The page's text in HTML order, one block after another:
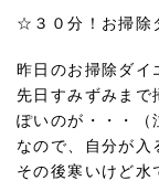
☆３０分！お掃除
昨日のお掃除ダイ
先日すみずみまで
ぽいのが・・・（
なので、自分が入
その後寒いけど